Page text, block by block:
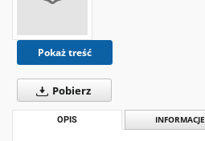
Pokaż treść
Pobierz
OPIS INFORMACJE